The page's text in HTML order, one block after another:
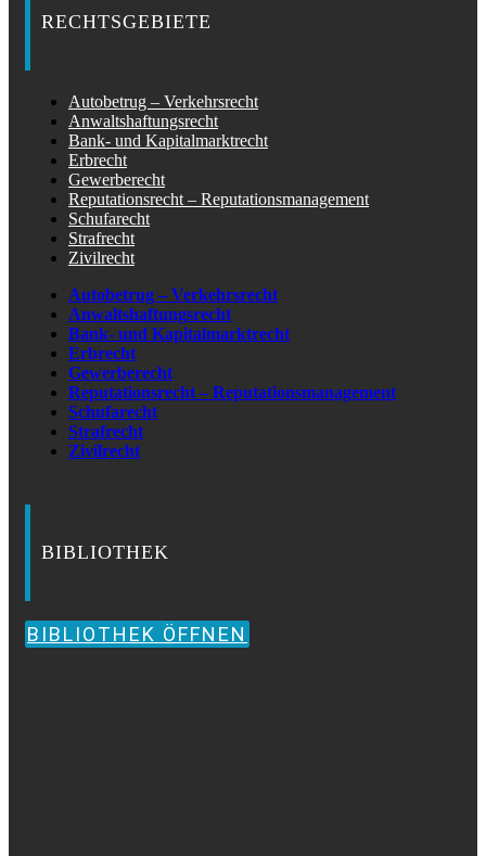
RECHTSGEBIETE
Autobetrug – Verkehrsrecht
Anwaltshaftungsrecht
Bank- und Kapitalmarktrecht
Erbrecht
Gewerberecht
Reputationsrecht – Reputationsmanagement
Schufarecht
Strafrecht
Zivilrecht
Autobetrug – Verkehrsrecht
Anwaltshaftungsrecht
Bank- und Kapitalmarktrecht
Erbrecht
Gewerberecht
Reputationsrecht – Reputationsmanagement
Schufarecht
Strafrecht
Zivilrecht
BIBLIOTHEK
BIBLIOTHEK ÖFFNEN